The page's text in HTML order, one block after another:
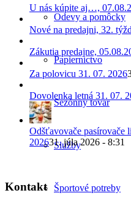
Odevy a pomôcky
Papiernictvo
Sezónny tovar
Služby
Športové potreby
U nás kúpite aj…,
Nové na predajni, 32.
Zákutia predajne,
Za polovicu 31. 07. 2026
Dovolenka letná 31. 07.
Odšťavovače pasírovače
202631. júla 2026 - 8:31
Kontakt